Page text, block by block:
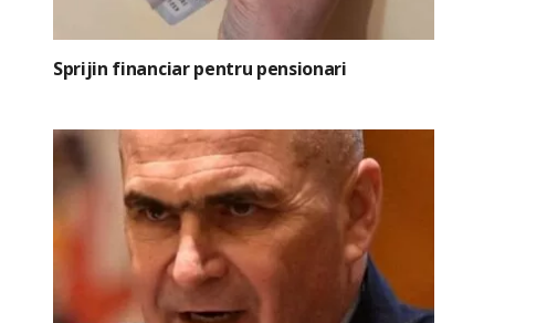
Sprijin financiar pentru pensionari